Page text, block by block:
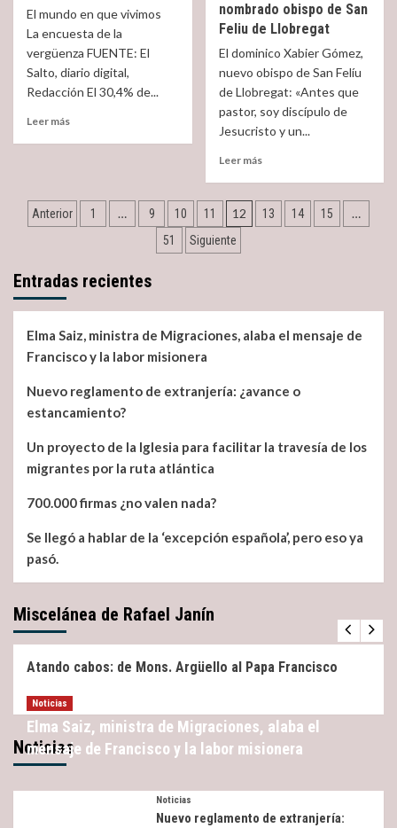
intolerancia
hacia
ella
aeropuerto
de
Madrid-
Barajas
El mundo en que vivimos
La encuesta de la
vergüenza FUENTE: El
Salto, diario digital,
Redacción El 30,4% de...
Leer más
campaña
interesada
la
nombrado obispo de San
Feliu de Llobregat
El dominico Xabier Gómez,
nuevo obispo de San Felíu
de Llobregat: «Antes que
pastor, soy discípulo de
Jesucristo y un...
Leer másRead
El
director
de
CEE,
nombrado
San
Navegación
entradas
Anterior 1 … 9 10 11 12 13 14 15 …
51 Siguiente
Entradas recientes
Elma Saiz, ministra de Migraciones, alaba el mensaje de
Francisco y la labor misionera
Nuevo reglamento de extranjería: ¿avance o
estancamiento?
Un proyecto de la Iglesia para facilitar la travesía de los
migrantes por la ruta atlántica
700.000 firmas ¿no valen nada?
Se llegó a hablar de la ‘excepción española’, pero eso ya
pasó.
Miscelánea de Rafael Janín
Miscelánea Noticias
Atando cabos: de Mons. Argüello al Papa Francisco
Noticias
Noticias
Elma Saiz, ministra de Migraciones, alaba el
mensaje de Francisco y la labor misionera
Noticias
Nuevo reglamento de extranjería: